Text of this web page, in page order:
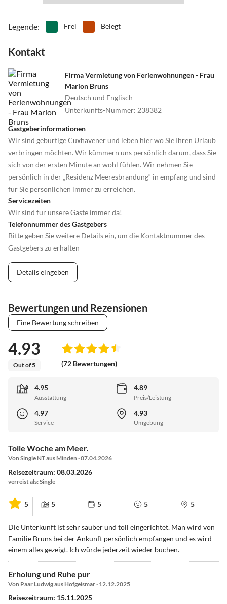
Legende: Frei Belegt
Kontakt
Firma Vermietung von Ferienwohnungen - Frau
Marion Bruns
Deutsch und Englisch
Unterkunfts-Nummer: 238382
Gastgeberinformationen
Wir sind gebürtige Cuxhavener und leben hier wo Sie Ihren Urlaub
verbringen möchten. Wir kümmern uns persönlich darum, dass Sie
sich von der ersten Minute an wohl fühlen. Wir nehmen Sie
persönlich in der „Residenz Meeresbrandung“ in empfang und sind
für Sie persönlichen immer zu erreichen.
Servicezeiten
Wir sind für unsere Gäste immer da!
Telefonnummer des Gastgebers
Bitte geben Sie weitere Details ein, um die Kontaktnummer des
Gastgebers zu erhalten
Details eingeben
Bewertungen und Rezensionen
Eine Bewertung schreiben
4.93
Out of 5 (72 Bewertungen)
4.95
Ausstattung
4.89
Preis/Leistung
4.97
Service
4.93
Umgebung
Tolle Woche am Meer.
Von Single NT aus Minden · 07.04.2026
Reisezeitraum: 08.03.2026
verreist als: Single
5 5 5 5 5
Die Unterkunft ist sehr sauber und toll eingerichtet. Man wird von
Familie Bruns bei der Ankunft persönlich empfangen und es wird
einem alles gezeigt. Ich würde jederzeit wieder buchen.
Erholung und Ruhe pur
Von Paar Ludwig aus Hofgeismar · 12.12.2025
Reisezeitraum: 15.11.2025